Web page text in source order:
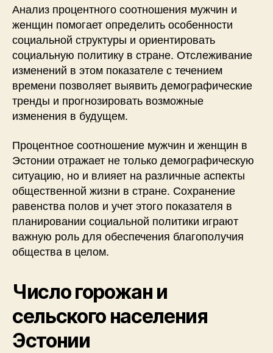
Анализ процентного соотношения мужчин и
женщин помогает определить особенности
социальной структуры и ориентировать
социальную политику в стране. Отслеживание
изменений в этом показателе с течением
времени позволяет выявить демографические
тренды и прогнозировать возможные
изменения в будущем.
Процентное соотношение мужчин и женщин в
Эстонии отражает не только демографическую
ситуацию, но и влияет на различные аспекты
общественной жизни в стране. Сохранение
равенства полов и учет этого показателя в
планировании социальной политики играют
важную роль для обеспечения благополучия
общества в целом.
Число горожан и
сельского населения
Эстонии